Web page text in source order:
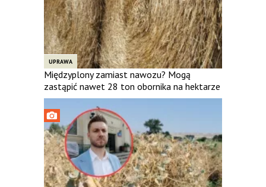
UPRAWA
Międzyplony zamiast nawozu? Mogą
zastąpić nawet 28 ton obornika na hektarze